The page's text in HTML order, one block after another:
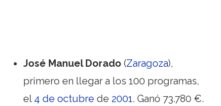
José Manuel Dorado (Zaragoza),
primero en llegar a los 100 programas,
el 4 de octubre de 2001. Ganó 73.780 €.